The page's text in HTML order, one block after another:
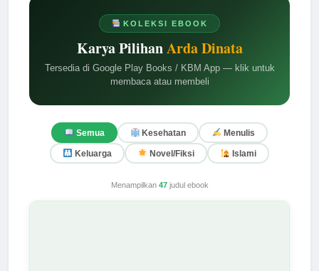
KOLEKSI EBOOK
Karya PilihanArda Dinata
Tersedia di Google Play Books / KBM App — klik untuk
membaca atau membeli
Semua Kesehatan Menulis
Keluarga Novel/Fiksi Islami
Menampilkan 47judul ebook